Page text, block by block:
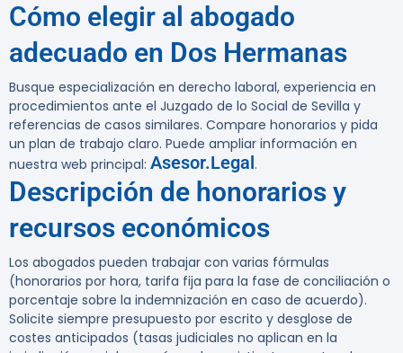
Cómo elegir al abogado
adecuado en Dos Hermanas
Busque especialización en derecho laboral, experiencia en
procedimientos ante el Juzgado de lo Social de Sevilla y
referencias de casos similares. Compare honorarios y pida
un plan de trabajo claro. Puede ampliar información en
nuestra web principal: Asesor.Legal.
Descripción de honorarios y
recursos económicos
Los abogados pueden trabajar con varias fórmulas
(honorarios por hora, tarifa fija para la fase de conciliación o
porcentaje sobre la indemnización en caso de acuerdo).
Solicite siempre presupuesto por escrito y desglose de
costes anticipados (tasas judiciales no aplican en la